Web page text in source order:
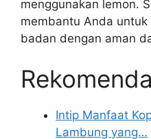
menggunakan lemon.
membantu Anda
badan dengan aman
Intip Manfaat
Lambung yang…